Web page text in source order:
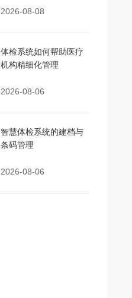
2026-08-08
体检系统如何帮助医疗
机构精细化管理
2026-08-06
智慧体检系统的建档与
条码管理
2026-08-06